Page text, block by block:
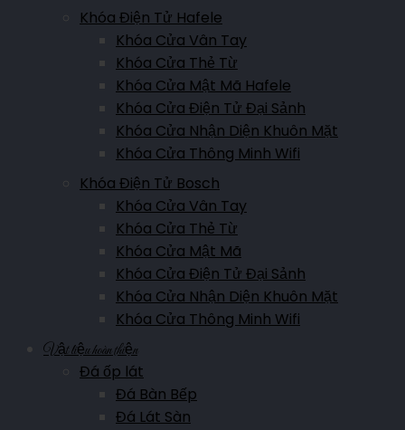
Showroom Lai Châu
Đường Võ Nguyên Giáp, Quyết Thắng, Lai Châu, Việt Nam
0911.007.365
Showroom Yên Bái
Nguyễn Thái Học, P.Nguyễn Thái Học, Yên Bái, Việt Nam
0961.007.365
Showroom Điện Biên
Trần Đăng Ninh, Thanh Bình, Điện Biên Phủ, TP. Điện Biên Phủ
0911.007.365
Showroom Sơn La
Đường Trường Chinh, Phường Quyết Thắng, Sơn La
Khóa Điện Tử Hafele
Khóa Cửa Vân Tay
Khóa Cửa Thẻ Từ
Khóa Cửa Mật Mã Hafele
Khóa Cửa Điện Tử Đại Sảnh
Khóa Cửa Nhận Diện Khuôn Mặt
Khóa Cửa Thông Minh Wifi
Khóa Điện Tử Bosch
Khóa Cửa Vân Tay
Khóa Cửa Thẻ Từ
Khóa Cửa Mật Mã
Khóa Cửa Điện Tử Đại Sảnh
Khóa Cửa Nhận Diện Khuôn Mặt
Khóa Cửa Thông Minh Wifi
Vật liệu hoàn thiện
Đá ốp lát
Đá Bàn Bếp
Đá Lát Sàn